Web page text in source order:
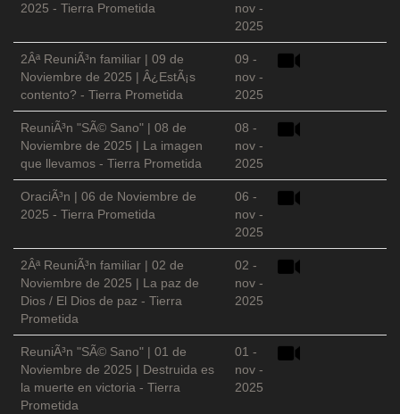
2025 - Tierra Prometida
nov -
2025
2Âª ReuniÃ³n familiar | 09 de
Noviembre de 2025 | Â¿EstÃ¡s
contento? - Tierra Prometida
09 -
nov -
2025
ReuniÃ³n "SÃ© Sano" | 08 de
Noviembre de 2025 | La imagen
que llevamos - Tierra Prometida
08 -
nov -
2025
OraciÃ³n | 06 de Noviembre de
2025 - Tierra Prometida
06 -
nov -
2025
2Âª ReuniÃ³n familiar | 02 de
Noviembre de 2025 | La paz de
Dios / El Dios de paz - Tierra
Prometida
02 -
nov -
2025
ReuniÃ³n "SÃ© Sano" | 01 de
Noviembre de 2025 | Destruida es
la muerte en victoria - Tierra
Prometida
01 -
nov -
2025